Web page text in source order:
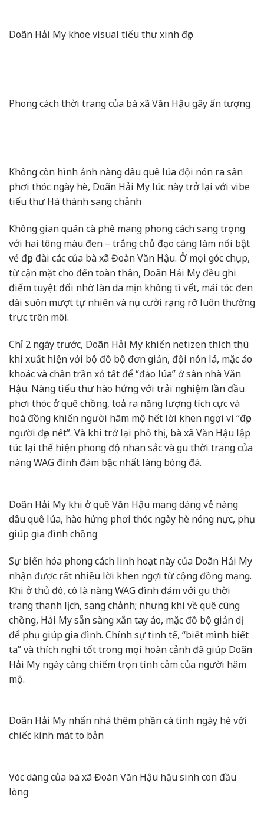
Doãn Hải My khoe visual tiểu thư xinh đẹp
Phong cách thời trang của bà xã Văn Hậu gây ấn tượng
Không còn hình ảnh nàng dâu quê lúa đội nón ra sân
phơi thóc ngày hè, Doãn Hải My lúc này trở lại với vibe
tiểu thư Hà thành sang chảnh
Không gian quán cà phê mang phong cách sang trọng
với hai tông màu đen – trắng chủ đạo càng làm nổi bật
vẻ đẹp đài các của bà xã Đoàn Văn Hậu. Ở mọi góc chụp,
từ cận mặt cho đến toàn thân, Doãn Hải My đều ghi
điểm tuyệt đối nhờ làn da mịn không tì vết, mái tóc đen
dài suôn mượt tự nhiên và nụ cười rạng rỡ luôn thường
trực trên môi.
Chỉ 2 ngày trước, Doãn Hải My khiến netizen thích thú
khi xuất hiện với bộ đồ bộ đơn giản, đội nón lá, mặc áo
khoác và chân trần xỏ tất để “đảo lúa” ở sân nhà Văn
Hậu. Nàng tiểu thư hào hứng với trải nghiệm lần đầu
phơi thóc ở quê chồng, toả ra năng lượng tích cực và
hoà đồng khiến người hâm mộ hết lời khen ngợi vì “đẹp
người đẹp nết”. Và khi trở lại phố thị, bà xã Văn Hậu lập
túc lại thể hiện phong độ nhan sắc và gu thời trang của
nàng WAG đình đám bậc nhất làng bóng đá.
Doãn Hải My khi ở quê Văn Hậu mang dáng vẻ nàng
dâu quê lúa, hào hứng phơi thóc ngày hè nóng nực, phụ
giúp gia đình chồng
Sự biến hóa phong cách linh hoạt này của Doãn Hải My
nhận được rất nhiều lời khen ngợi từ cộng đồng mạng.
Khi ở thủ đô, cô là nàng WAG đình đám với gu thời
trang thanh lịch, sang chảnh; nhưng khi về quê cùng
chồng, Hải My sẵn sàng xắn tay áo, mặc đồ bộ giản dị
để phụ giúp gia đình. Chính sự tinh tế, “biết mình biết
ta” và thích nghi tốt trong mọi hoàn cảnh đã giúp Doãn
Hải My ngày càng chiếm trọn tình cảm của người hâm
mộ.
Doãn Hải My nhấn nhá thêm phần cá tính ngày hè với
chiếc kính mát to bản
Vóc dáng của bà xã Đoàn Văn Hậu hậu sinh con đầu
lòng